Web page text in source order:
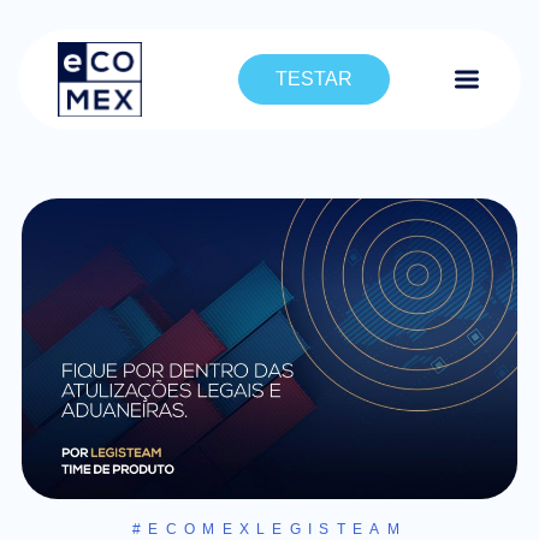
TESTAR
#ECOMEXLEGISTEAM